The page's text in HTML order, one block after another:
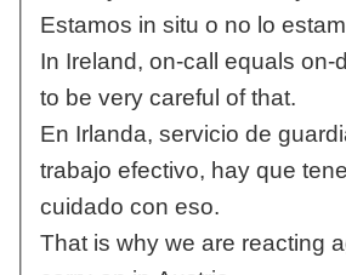
Estamos in situ o no lo
In Ireland, on-call equals on-
to be very careful of that.
En Irlanda, servicio de
trabajo efectivo, hay que
cuidado con eso.
That is why we are reacting